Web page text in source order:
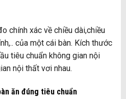
chính xác về chiều dài,chiều
của một cái bàn. Kích thước
tiêu chuẩn không gian nội
nội thất vơi nhau.
ăn đúng tiêu chuẩn